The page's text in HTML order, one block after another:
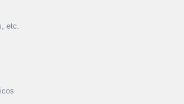
etc.